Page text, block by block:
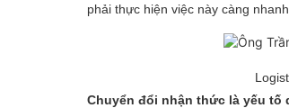
phải thực hiện việc này càng
Chuyển đổi nhận thức là yếu tố